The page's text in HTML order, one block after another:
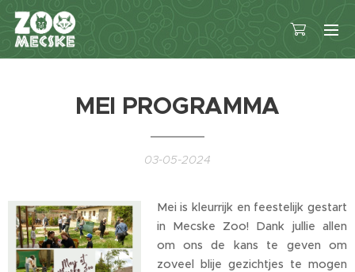
MEI PROGRAMMA
03-05-2024
Mei is kleurrijk en feestelijk gestart
in Mecske Zoo! Dank jullie allen
om ons de kans te geven om
zoveel blije gezichtjes te mogen